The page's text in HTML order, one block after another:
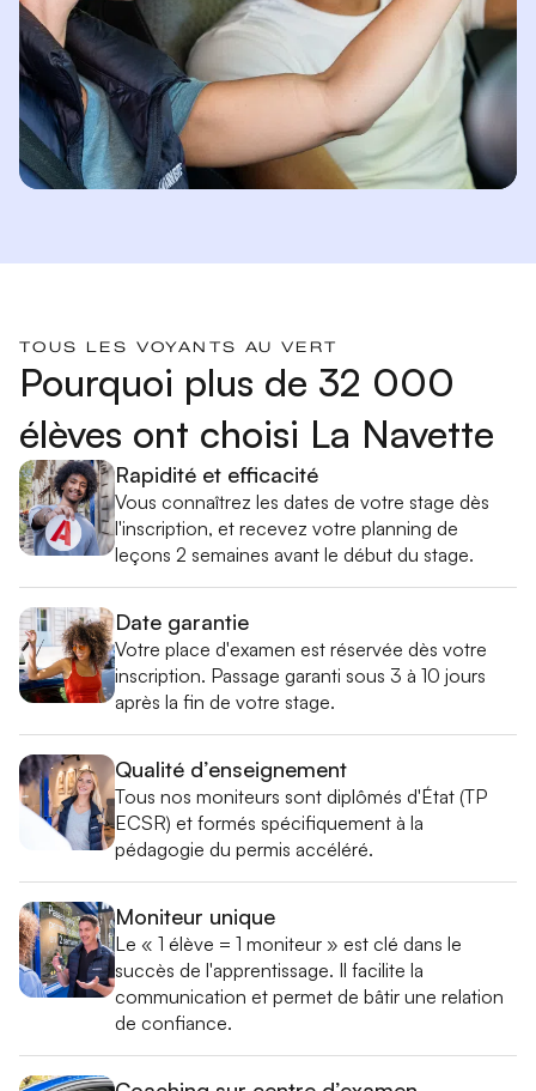
TOUS LES VOYANTS AU VERT
Pourquoi plus de 32 000
élèves ont choisi La Navette
Rapidité et efficacité
Vous connaîtrez les dates de votre stage dès
l'inscription, et recevez votre planning de
leçons 2 semaines avant le début du stage.
Date garantie
Votre place d'examen est réservée dès votre
inscription. Passage garanti sous 3 à 10 jours
après la fin de votre stage.
Qualité d’enseignement
Tous nos moniteurs sont diplômés d'État (TP
ECSR) et formés spécifiquement à la
pédagogie du permis accéléré.
Moniteur unique
Le « 1 élève = 1 moniteur » est clé dans le
succès de l'apprentissage. Il facilite la
communication et permet de bâtir une relation
de confiance.